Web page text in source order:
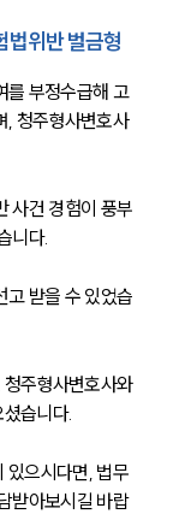
법위반 벌금형
를 부정수급해 고
, 청주형사변호사
사건 경험이 풍부
니다.
고 받을 수 있었습
주형사변호사와
습니다.
있으시다면, 법무
받아보시길 바랍